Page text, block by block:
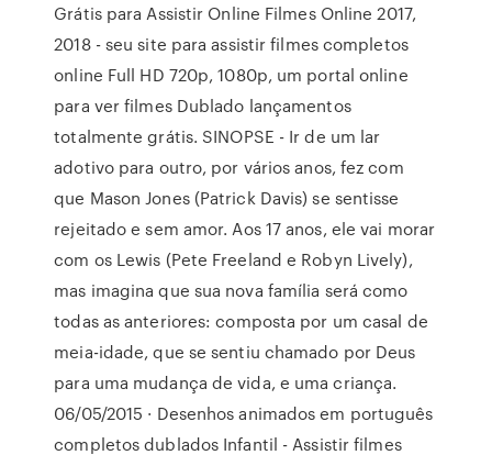
Grátis para Assistir Online Filmes Online 2017,
2018 - seu site para assistir filmes completos
online Full HD 720p, 1080p, um portal online
para ver filmes Dublado lançamentos
totalmente grátis. SINOPSE - Ir de um lar
adotivo para outro, por vários anos, fez com
que Mason Jones (Patrick Davis) se sentisse
rejeitado e sem amor. Aos 17 anos, ele vai morar
com os Lewis (Pete Freeland e Robyn Lively),
mas imagina que sua nova família será como
todas as anteriores: composta por um casal de
meia-idade, que se sentiu chamado por Deus
para uma mudança de vida, e uma criança.
06/05/2015 · Desenhos animados em português
completos dublados Infantil - Assistir filmes